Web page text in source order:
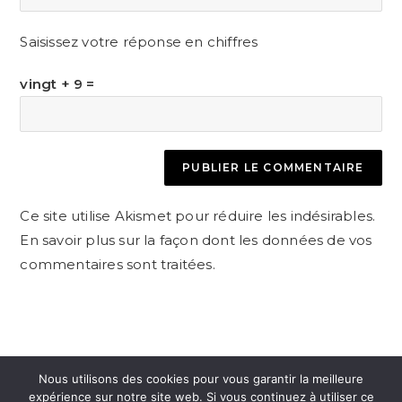
comment
comment
l’URL
site
(facultatif)
Saisissez votre réponse en chiffres
vingt + 9 =
Ce site utilise Akismet pour réduire les indésirables.
En savoir plus sur la façon dont les données de vos
commentaires sont traitées.
Nous utilisons des cookies pour vous garantir la meilleure
expérience sur notre site web. Si vous continuez à utiliser ce